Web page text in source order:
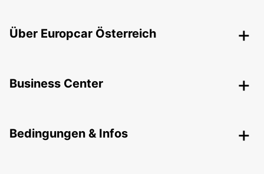
Über Europcar Österreich
Business Center
Bedingungen & Infos